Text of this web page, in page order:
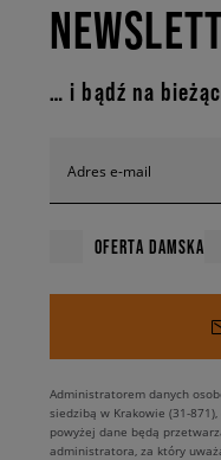
… i bądź na
Adres e-mail
OFERTA DAMSKA
Administratorem danych
siedzibą w Krakowie (31-
powyżej dane będą
administratora, za który